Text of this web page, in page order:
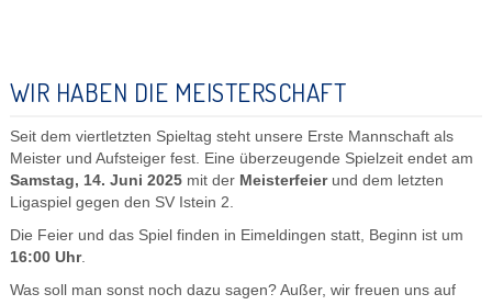
WIR HABEN DIE MEISTERSCHAFT
Seit dem viertletzten Spieltag steht unsere Erste Mannschaft als
Meister und Aufsteiger fest. Eine überzeugende Spielzeit endet am
Samstag, 14. Juni 2025mit der Meisterfeierund dem letzten
Ligaspiel gegen den SV Istein 2.
Die Feier und das Spiel finden in Eimeldingen statt, Beginn ist um
16:00 Uhr.
Was soll man sonst noch dazu sagen? Außer, wir freuen uns auf